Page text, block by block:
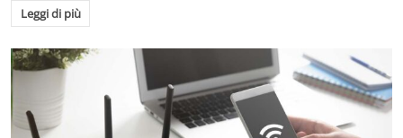
Leggi di più